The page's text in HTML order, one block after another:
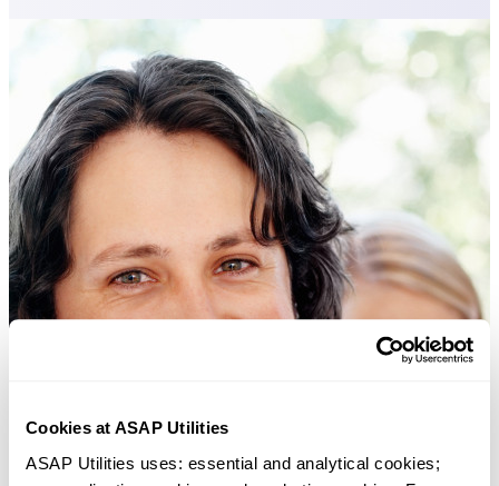
Cookies at ASAP Utilities
ASAP Utilities uses: essential and analytical cookies;